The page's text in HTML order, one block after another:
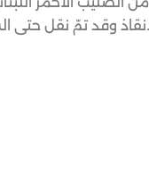
وقد تمّ نقل حتى